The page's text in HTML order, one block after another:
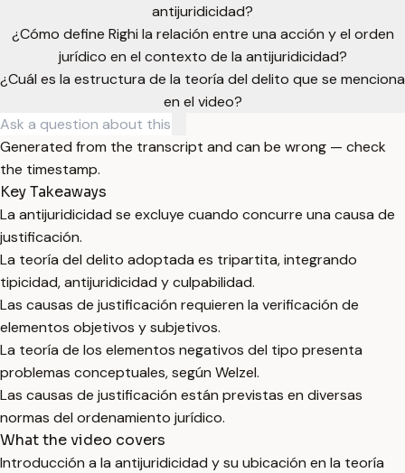
antijuridicidad?
¿Cómo define Righi la relación entre una acción y el orden
jurídico en el contexto de la antijuridicidad?
¿Cuál es la estructura de la teoría del delito que se menciona
en el video?
Generated from the transcript and can be wrong — check
the timestamp.
Key Takeaways
La antijuridicidad se excluye cuando concurre una causa de
justificación.
La teoría del delito adoptada es tripartita, integrando
tipicidad, antijuridicidad y culpabilidad.
Las causas de justificación requieren la verificación de
elementos objetivos y subjetivos.
La teoría de los elementos negativos del tipo presenta
problemas conceptuales, según Welzel.
Las causas de justificación están previstas en diversas
normas del ordenamiento jurídico.
What the video covers
Introducción a la antijuridicidad y su ubicación en la teoría